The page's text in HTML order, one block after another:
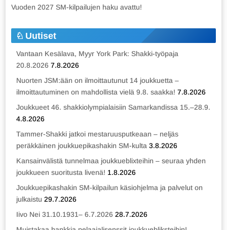
Vuoden 2027 SM-kilpailujen haku avattu!
Uutiset
Vantaan Kesälava, Myyr York Park: Shakki-työpaja
20.8.2026 7.8.2026
Nuorten JSM:ään on ilmoittautunut 14 joukkuetta –
ilmoittautuminen on mahdollista vielä 9.8. saakka! 7.8.2026
Joukkueet 46. shakkiolympialaisiin Samarkandissa 15.–28.9.
4.8.2026
Tammer-Shakki jatkoi mestaruusputkeaan – neljäs
peräkkäinen joukkuepikashakin SM-kulta 3.8.2026
Kansainvälistä tunnelmaa joukkueblixteihin – seuraa yhden
joukkueen suoritusta livenä! 1.8.2026
Joukkuepikashakin SM-kilpailun käsiohjelma ja palvelut on
julkaistu 29.7.2026
Iivo Nei 31.10.1931– 6.7.2026 28.7.2026